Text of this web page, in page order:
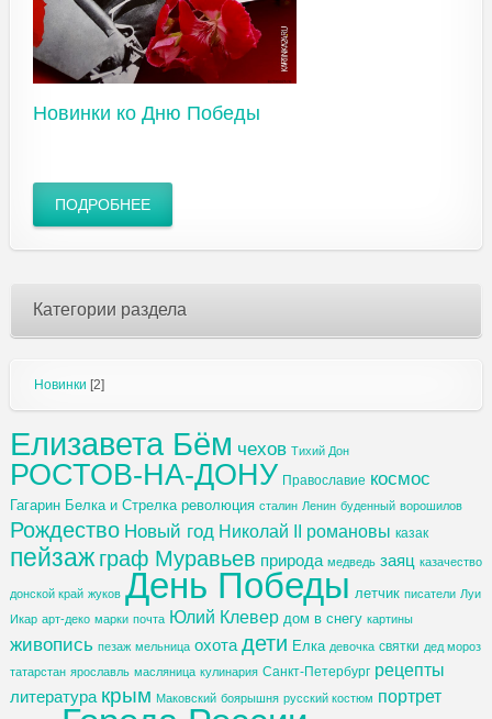
Новинки ко Дню Победы
ПОДРОБНЕЕ
Категории раздела
Новинки [2]
Елизавета Бём чехов Тихий Дон
РОСТОВ-НА-ДОНУ Православие космос
Гагарин Белка и Стрелка революция сталин Ленин буденный ворошилов
Рождество Новый год Николай II романовы казак
пейзаж граф Муравьев природа медведь заяц казачество
донской край жуков День Победы летчик писатели Луи
Икар арт-деко марки почта Юлий Клевер дом в снегу картины
живопись пезаж мельница охота дети Елка девочка святки дед мороз
татарстан ярославль масляница кулинария Санкт-Петербург рецепты
литература крым Маковский боярышня русский костюм портрет